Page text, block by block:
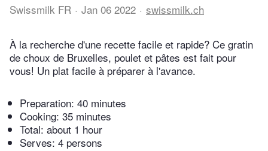
Swissmilk FR Jan 06 2022 swissmilk.ch
À la recherche d'une recette facile et rapide? Ce gratin
de choux de Bruxelles, poulet et pâtes est fait pour
vous! Un plat facile à préparer à l'avance.
Preparation: 40 minutes
Cooking: 35 minutes
Total: about 1 hour
Serves: 4 persons